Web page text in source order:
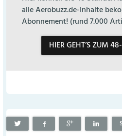
alle Aerobuzz.de-Inhalte
Abonnement! (rund 7.000
HIER GEHT’S ZUM